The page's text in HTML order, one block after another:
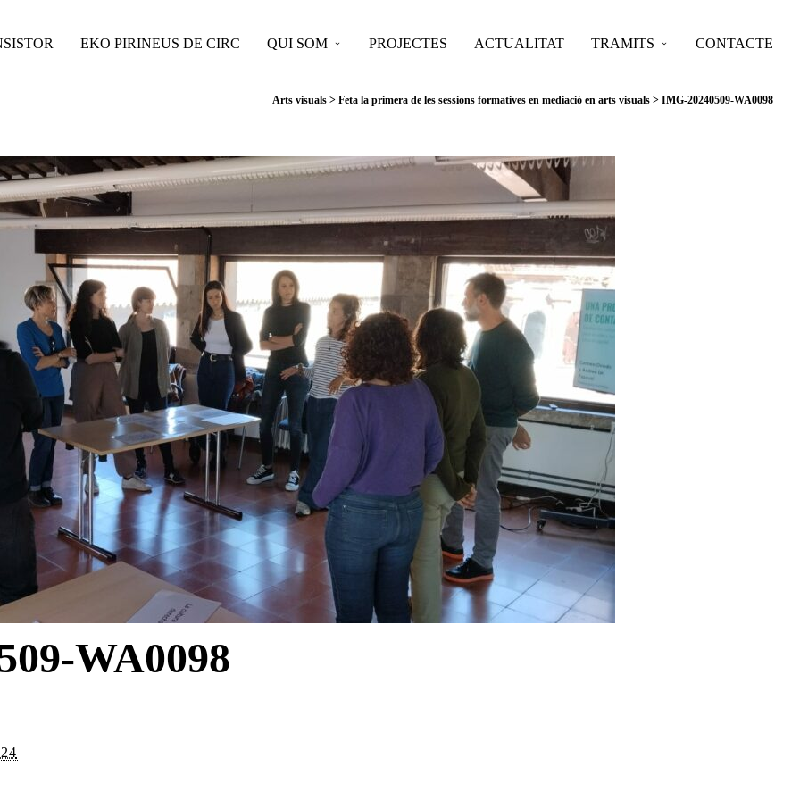
Arts visuals > Feta la primera de les sessions formatives en mediació en arts visuals > IMG-20240509-WA0098
EKO PIRINEUS DE CIRC QUI SOM PROJECTES ACTUALITAT TRAMITS CONTACTE
WA0098